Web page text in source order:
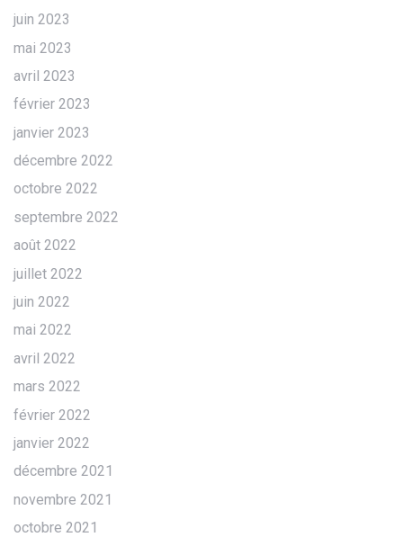
juin 2023
mai 2023
avril 2023
février 2023
janvier 2023
décembre 2022
octobre 2022
septembre 2022
août 2022
juillet 2022
juin 2022
mai 2022
avril 2022
mars 2022
février 2022
janvier 2022
décembre 2021
novembre 2021
octobre 2021